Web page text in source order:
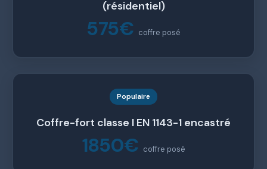
(résidentiel)
575€ coffre posé
Populaire
Coffre-fort classe I EN 1143-1 encastré
1850€ coffre posé